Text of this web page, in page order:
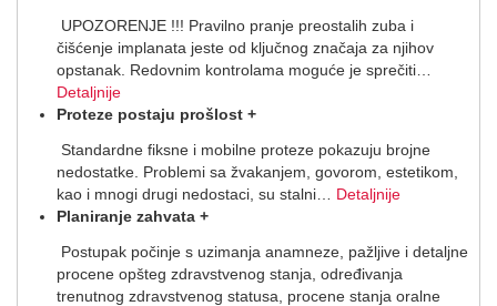
UPOZORENJE !!! Pravilno pranje preostalih zuba i
čišćenje implanata jeste od ključnog značaja za njihov
opstanak. Redovnim kontrolama moguće je sprečiti
Detaljnije
Proteze postaju prošlost +
Standardne fiksne i mobilne proteze pokazuju brojne
nedostatke. Problemi sa žvakanjem, govorom, estetikom,
kao i mnogi drugi nedostaci, su stalni
Detaljnije
Planiranje zahvata +
Postupak počinje s uzimanja anamneze, pažljive i detaljne
procene opšteg zdravstvenog stanja, određivanja
trenutnog zdravstvenog statusa, procene stanja oralne